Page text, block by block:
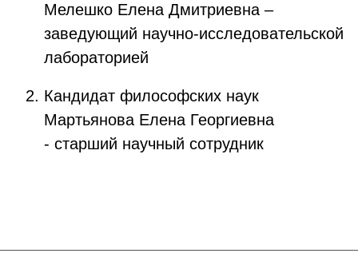
Мелешко Елена Дмитриевна –
заведующий научно-исследовательской
лабораторией
Кандидат философских наук
Мартьянова Елена Георгиевна
- старший научный сотрудник